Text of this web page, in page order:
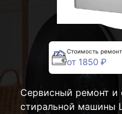
Стоимость
от 1850 ₽
Сервисный ремонт и
стиральной машины